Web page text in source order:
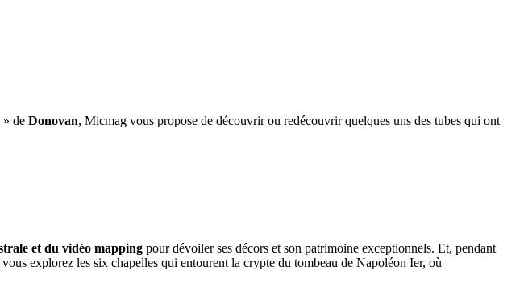
» de Donovan, Micmag vous propose de découvrir ou redécouvrir quelques uns des tubes qui ont
et du vidéo mapping pour dévoiler ses décors et son patrimoine exceptionnels. Et, pendant
explorez les six chapelles qui entourent la crypte du tombeau de Napoléon Ier, où